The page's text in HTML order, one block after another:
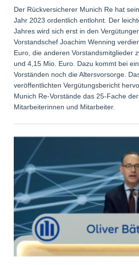
Der Rückversicherer Munich Re hat
Jahr 2023 ordentlich entlohnt. Der
Jahres wird sich erst in den
Vorstandschef Joachim Wenning
Euro, die anderen Vorstandsmitglieder
und 4,15 Mio. Euro. Dazu kommt bei
Vorständen noch die Altersvorsorge.
veröffentlichten Vergütungsbericht
Munich Re-Vorstände das 25-Fache
Mitarbeiterinnen und Mitarbeiter.